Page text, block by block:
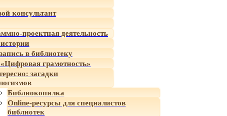
консультант
проектная деятельность
в библиотеку
грамотность»
загадки
Библиокопилка
Online-ресурсы для специалистов
библиотек